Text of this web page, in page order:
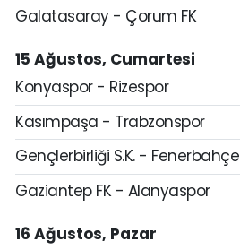
Galatasaray - Çorum FK
15 Ağustos, Cumartesi
Konyaspor - Rizespor
Kasımpaşa - Trabzonspor
Gençlerbirliği S.K. - Fenerbahçe
Gaziantep FK - Alanyaspor
16 Ağustos, Pazar